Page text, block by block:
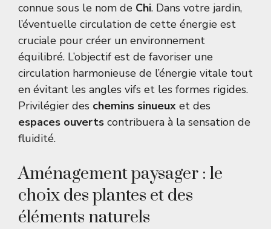
connue sous le nom de Chi. Dans votre jardin,
l’éventuelle circulation de cette énergie est
cruciale pour créer un environnement
équilibré. L’objectif est de favoriser une
circulation harmonieuse de l’énergie vitale tout
en évitant les angles vifs et les formes rigides.
Privilégier des chemins sinueux et des
espaces ouverts contribuera à la sensation de
fluidité.
Aménagement paysager : le
choix des plantes et des
éléments naturels